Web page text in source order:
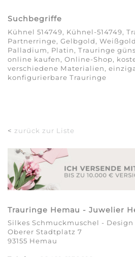
Suchbegriffe
Kühnel 514749, Kühnel-514749,
Partnerringe, Gelbgold,
Palladium, Platin, Trauringe
online kaufen, Online-Shop,
verschiedene Materialien,
konfigurierbare Trauringe
< zurück zur Liste
Trauringe Hemau - Juwelier
Silkes Schmuckmuschel - Design
Oberer Stadtplatz 7
93155 Hemau